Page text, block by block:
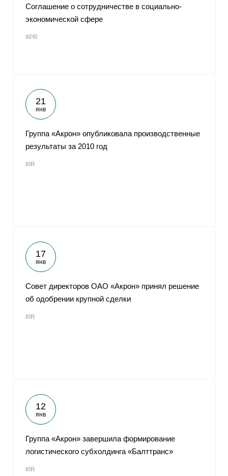
Соглашение о сотрудничестве в социально-
экономической сфере
#PR
21
янв
Группа «Акрон» опубликовала производственные
результаты за 2010 год
#IR
17
янв
Совет директоров ОАО «Акрон» принял решение
об одобрении крупной сделки
#IR
12
янв
Группа «Акрон» завершила формирование
логистического субхолдинга «Балттранс»
#IR